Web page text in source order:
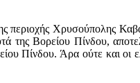
Χρυσούπολης
της Βορείου Πίνδου,
Πίνδου. Άρα ούτε και